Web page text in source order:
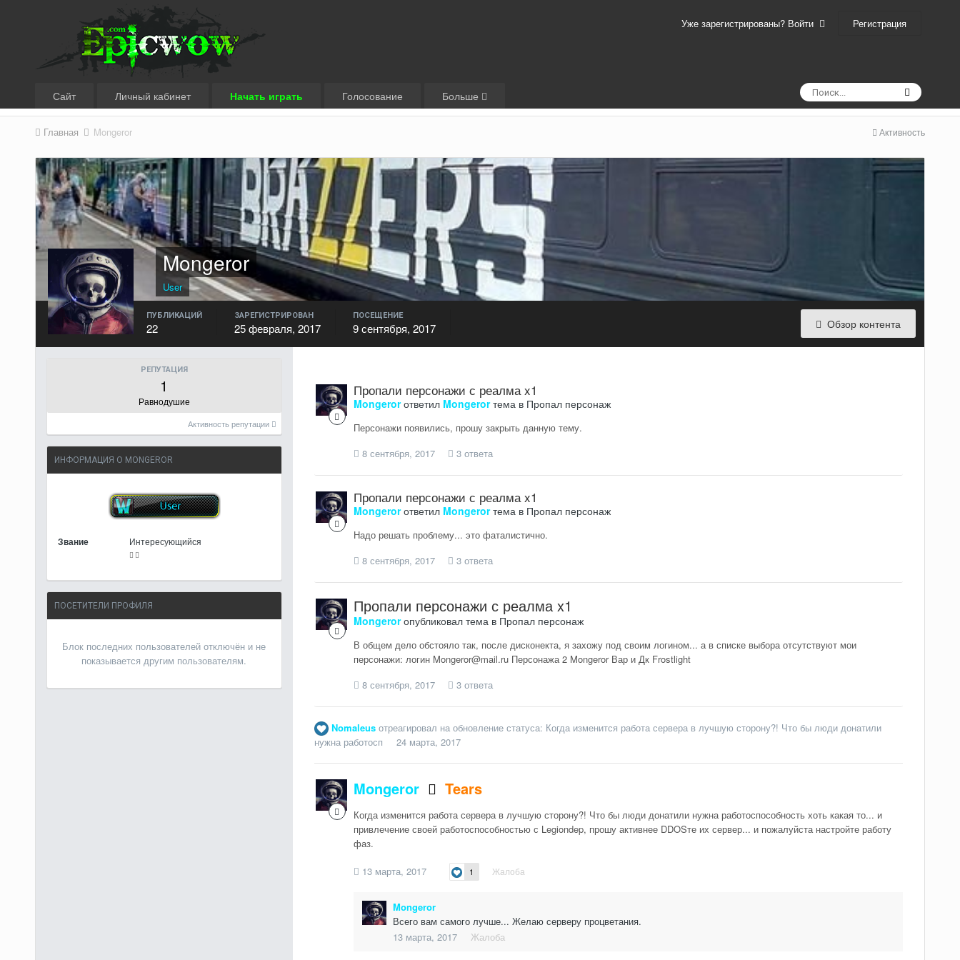
Уже зарегистрированы? Войти Регистрация
Сайт Личный кабинет Начать играть Голосование Больше
Активность
Главная Mongeror
Mongeror
User
Обзор контента
ПУБЛИКАЦИЙ
22
ЗАРЕГИСТРИРОВАН
25 февраля, 2017
ПОСЕЩЕНИЕ
9 сентября, 2017
РЕПУТАЦИЯ
1
Равнодушие
Активность репутации
ИНФОРМАЦИЯ О MONGEROR
Звание Интересующийся
ПОСЕТИТЕЛИ ПРОФИЛЯ
Блок последних пользователей отключён и не
показывается другим пользователям.
Пропали персонажи с реалма x1
Mongerorответил Mongerorтема в Пропал персонаж
Персонажи появились, прошу закрыть данную тему.
8 сентября, 2017
3 ответа
Пропали персонажи с реалма x1
Mongerorответил Mongerorтема в Пропал персонаж
Надо решать проблему... это фаталистично.
8 сентября, 2017
3 ответа
Пропали персонажи с реалма x1
Mongerorопубликовал тема в Пропал персонаж
В общем дело обстояло так, после дисконекта, я захожу под своим логином... а в списке выбора отсутствуют мои
персонажи: логин Mongeror@mail.ru Персонажа 2 Mongeror Вар и Дк Frostlight
8 сентября, 2017
3 ответа
Nomaleusотреагировал на обновление статуса: Когда изменится работа сервера в лучшую сторону?! Что бы люди донатили
нужна работосп
24 марта, 2017
Mongeror Tears
Когда изменится работа сервера в лучшую сторону?! Что бы люди донатили нужна работоспособность хоть какая то... и
привлечение своей работоспособностью с Legiondep, прошу активнее DDOSте их сервер... и пожалуйста настройте работу
фаз.
13 марта, 2017 1 Жалоба
Mongeror
Всего вам самого лучше... Желаю серверу процветания.
13 марта, 2017
Жалоба